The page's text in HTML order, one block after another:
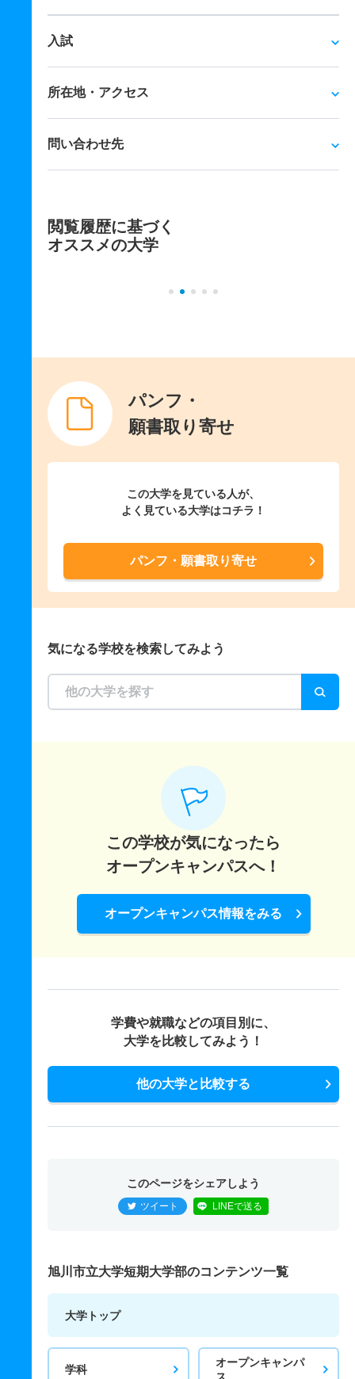
入試
所在地・アクセス
問い合わせ先
閲覧履歴に基づく
オススメの大学
パンフ・
願書取り寄せ
この大学を見ている人が、
よく見ている大学はコチラ！
パンフ・願書取り寄せ
気になる学校を検索してみよう
この学校が気になったら
オープンキャンパスへ！
オープンキャンパス情報をみる
学費や就職などの項目別に、
大学を比較してみよう！
他の大学と比較する
このページをシェアしよう
ツイート LINEで送る
旭川市立大学短期大学部のコンテンツ一覧
大学トップ
学科
オープンキャンパ